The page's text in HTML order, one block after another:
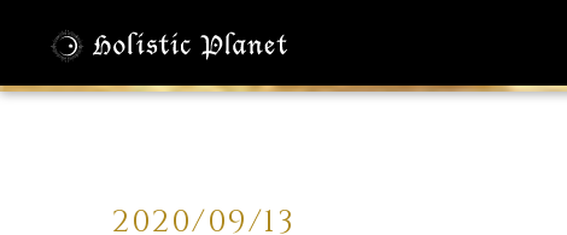
タグアーカイ
2020/09/13